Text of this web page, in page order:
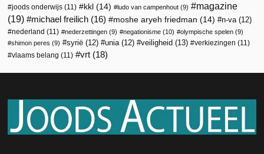
joods onderwijs (11) kkl (14) ludo van campenhout (9)
magazine
(19)
michael freilich (16) moshe aryeh friedman (14) n-va (12)
nederland (11) nederzettingen (9) negationisme (10) olympische spelen (9)
shimon peres (9) syrië (12) unia (12) veiligheid (13) verkiezingen (11)
vlaams belang (11) vrt (18)